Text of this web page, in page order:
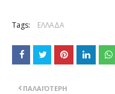
Tags: ΕΛΛΑΔΑ
ΠΑΛΑΙΌΤΕΡΗ